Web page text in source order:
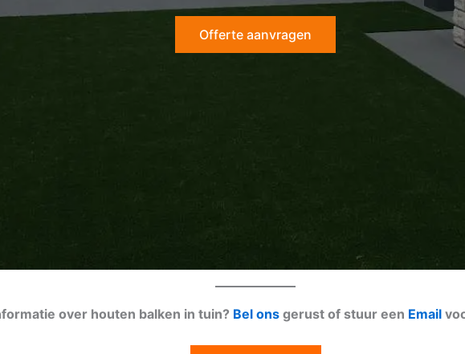
Offerte aanvragen
over houten balken in tuin? Bel onsgerust of stuur een Email